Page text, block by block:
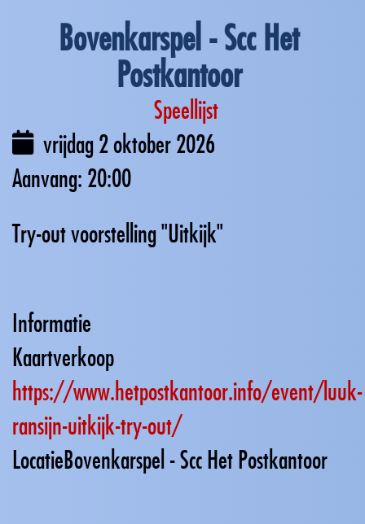
Bovenkarspel - Scc Het
Postkantoor
Speellijst
vrijdag 2 oktober 2026
20:00
Try-out voorstelling "Uitkijk"
Informatie
Kaartverkoop
https://www.hetpostkantoor.info/event/luuk-
ransijn-uitkijk-try-out/
LocatieBovenkarspel - Scc Het Postkantoor